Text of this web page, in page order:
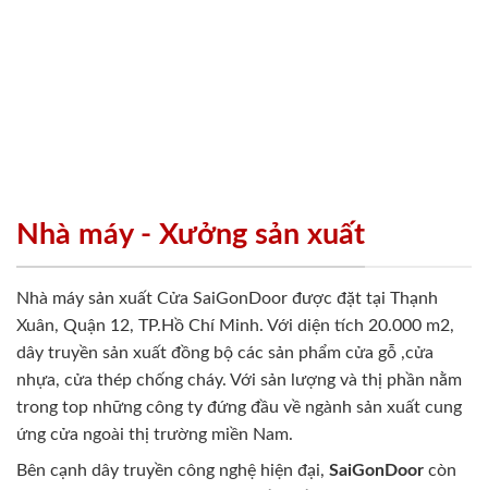
Nhà máy - Xưởng sản xuất
Nhà máy sản xuất Cửa SaiGonDoor được đặt tại Thạnh
Xuân, Quận 12, TP.Hồ Chí Minh. Với diện tích 20.000 m2,
dây truyền sản xuất đồng bộ các sản phẩm cửa gỗ ,cửa
nhựa, cửa thép chống cháy. Với sản lượng và thị phần nằm
trong top những công ty đứng đầu về ngành sản xuất cung
ứng cửa ngoài thị trường miền Nam.
Bên cạnh dây truyền công nghệ hiện đại, SaiGonDoor còn